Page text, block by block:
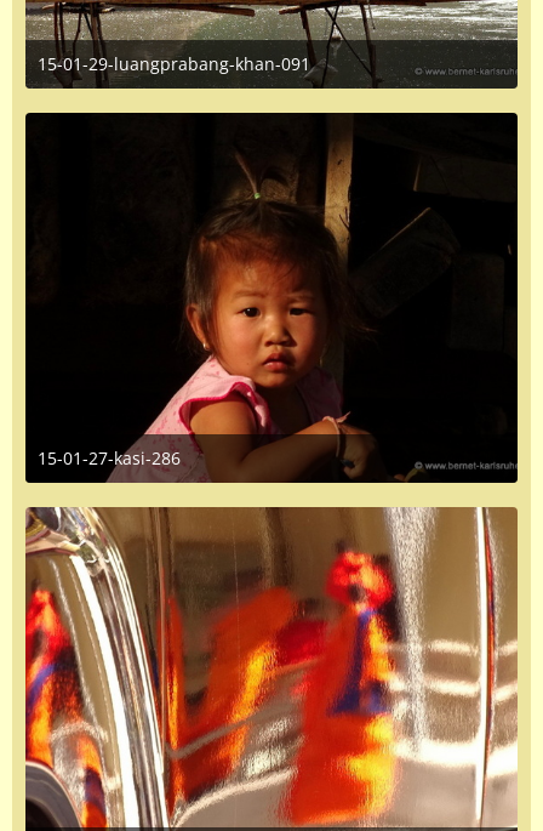
15-01-29-luangprabang-khan-091
June 16, 2016 at 1:35 PM
2
15-01-27-kasi-286
June 16, 2016 at 1:35 PM
1